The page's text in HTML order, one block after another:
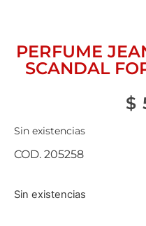
PERFUME
SCANDAL
$
Sin existencias
COD. 205258
Sin existencias